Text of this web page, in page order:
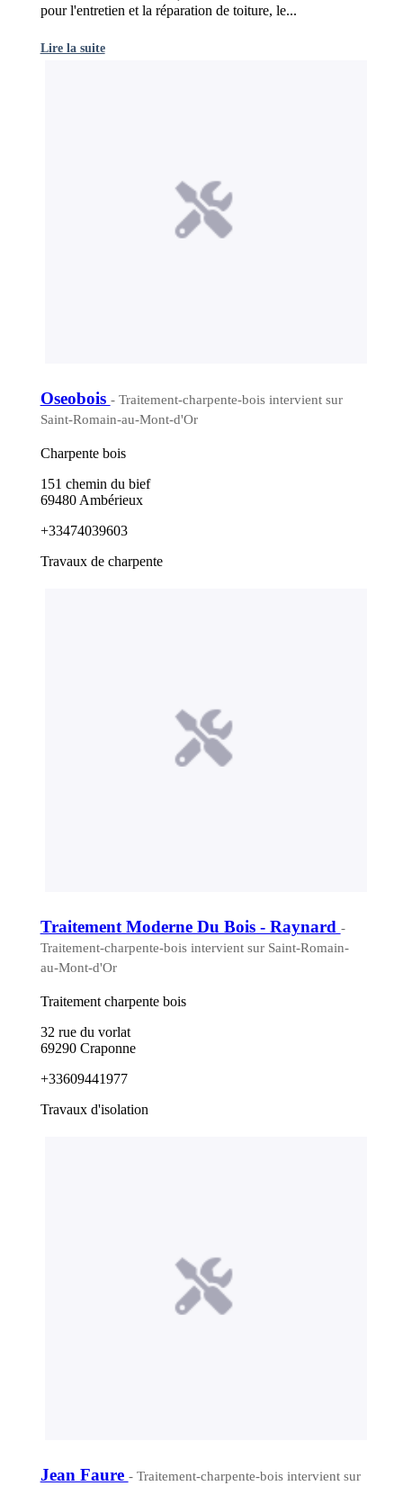
pour l'entretien et la réparation de toiture, le...
Lire la suite
Oseobois - Traitement-charpente-bois intervient sur
Saint-Romain-au-Mont-d'Or
Charpente bois
151 chemin du bief
69480 Ambérieux
+33474039603
Travaux de charpente
Traitement Moderne Du Bois - Raynard -
Traitement-charpente-bois intervient sur Saint-Romain-
au-Mont-d'Or
Traitement charpente bois
32 rue du vorlat
69290 Craponne
+33609441977
Travaux d'isolation
Jean Faure - Traitement-charpente-bois intervient sur